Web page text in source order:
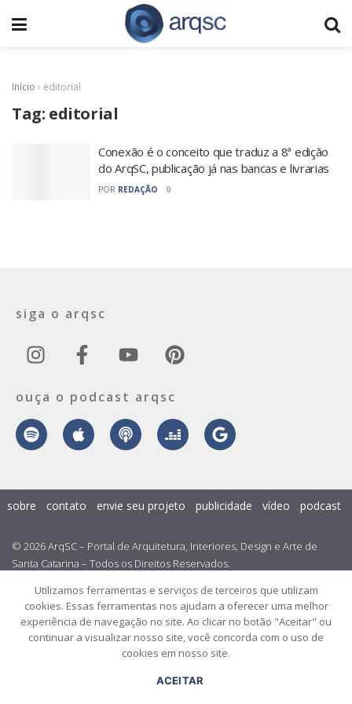
Início › editorial
Tag: editorial
Conexão é o conceito que traduz a 8ª edição
do ArqSC, publicação já nas bancas e livrarias
POR REDAÇÃO 0
siga o arqsc
ouça o podcast arqsc
© 2026 ArqSC – Portal de Arquitetura, Interiores, Design e Arte de
Santa Catarina – Todos os Direitos Reservados.
sobre contato envie seu projeto publicidade vídeo podcast
Utilizamos ferramentas e serviços de terceiros que utilizam
cookies. Essas ferramentas nos ajudam a oferecer uma melhor
experiência de navegação no site. Ao clicar no botão "Aceitar" ou
continuar a visualizar nosso site, você concorda com o uso de
cookies em nosso site.
ACEITAR